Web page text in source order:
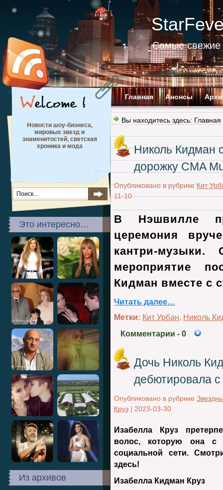
Самые свежие
Главная Анонсы
Новости шоу-бизнеса,
мировых звезд и
знаменитостей, светская
хроника и мода
Это интересно…
Из архивов
Вы находитесь здесь: Главная
Николь Кидман
дорожку CMA
Опубликовано в рубрике Кит
11-10
В Нэшвилле
церемония
кантри-музыки.
мероприятие
Кидман вместе с
Читать далее…
Метки: Кит Урбан, Николь
Комментарии - 0
Дочь Николь
дебютировала
Опубликовано в рубрике
Круз | 2023-03-30
Изабелла Круз
волос, которую она с
социальной сети.
здесь!
Изабелла Кидман Круз